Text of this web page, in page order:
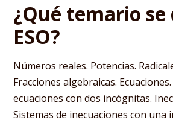
¿Qué temario se
ESO?
Números reales. Potencias.
Fracciones algebraicas.
ecuaciones con dos incógnitas.
Sistemas de inecuaciones con una